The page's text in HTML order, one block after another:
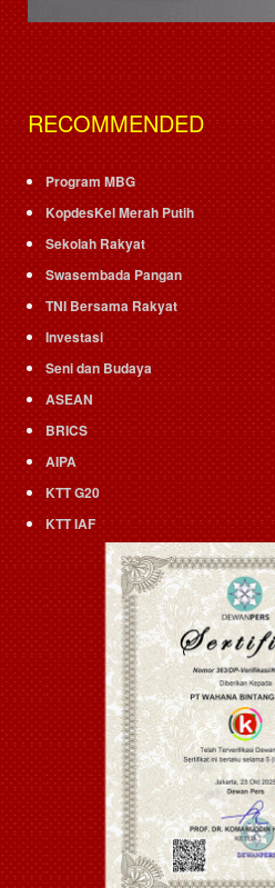
RECOMMENDED
Program MBG
KopdesKel Merah Putih
Sekolah Rakyat
Swasembada Pangan
TNI Bersama Rakyat
Investasi
Seni dan Budaya
ASEAN
BRICS
AIPA
KTT G20
KTT IAF